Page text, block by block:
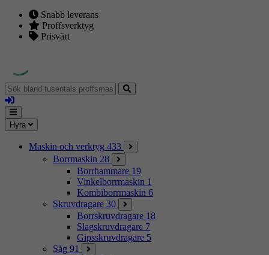
Snabb leverans
Proffsverktyg
Prisvärt
Sök
bland
tusentals
proffsmaskiner
Logga
in
Mina
sidor
Meny
Hyra
Maskin och verktyg 433
Borrmaskin 28
Borrhammare 19
Vinkelborrmaskin 1
Kombiborrmaskin 6
Skruvdragare 30
Borrskruvdragare 18
Slagskruvdragare 7
Gipsskruvdragare 5
Såg 91